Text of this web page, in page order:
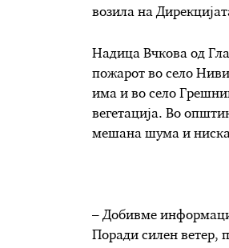
возила на
Надица Вчкова од
пожарот во село
има и во село
вегетација. Во
мешана шума и ниска
– Добивме
Поради силен ветер,